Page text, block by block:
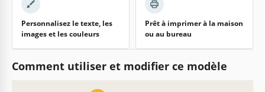
Personnalisez le texte, les
images et les couleurs
Prêt à imprimer à la maison
ou au bureau
Comment utiliser et modifier ce modèle